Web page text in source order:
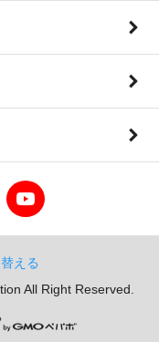
える
All Right Reserved.